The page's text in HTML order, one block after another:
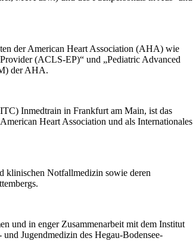
der American Heart Association (AHA) wie
(ACLS-EP)“ und „Pediatric Advanced
der AHA.
Inmedtrain in Frankfurt am Main, ist das
Heart Association und als Internationales
klinischen Notfallmedizin sowie deren
und in enger Zusammenarbeit mit dem Institut
Jugendmedizin des Hegau-Bodensee-